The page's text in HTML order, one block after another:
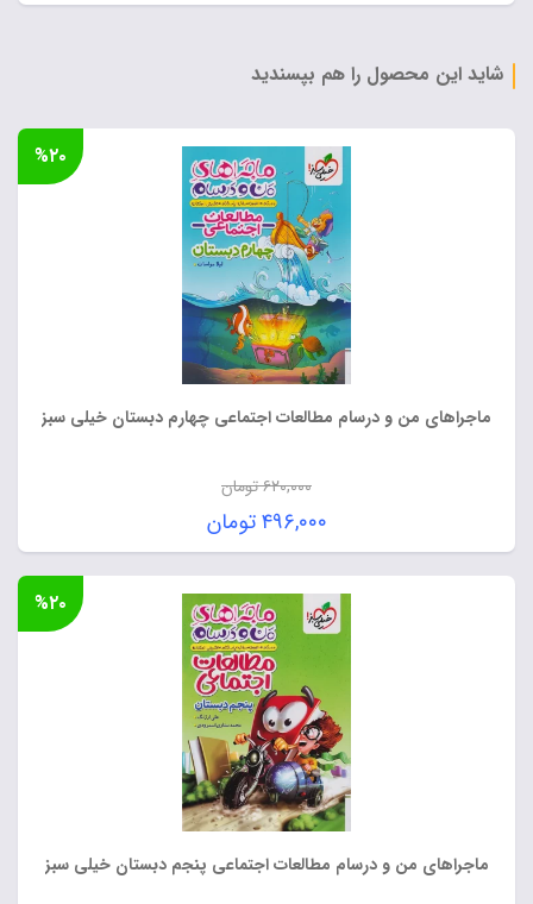
شاید این محصول را هم بپسندید
ماجراهای من و درسام مطالعات اجتماعی چهارم دبستان خیلی سبز
۶۲۰,۰۰۰تومان
قیمت
اصلی:
۶۲۰,۰۰۰ تومان
بود.
۴۹۶,۰۰۰تومان
قیمت
فعلی:
۴۹۶,۰۰۰ تومان.
%۲۰
ماجراهای من و درسام مطالعات اجتماعی پنجم دبستان خیلی سبز
%۲۰